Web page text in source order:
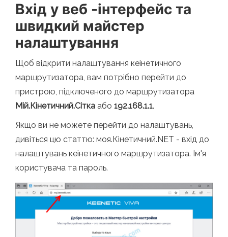
Вхід у веб -інтерфейс та
швидкий майстер
налаштування
Щоб відкрити налаштування кеінетичного
маршрутизатора, вам потрібно перейти до
пристрою, підключеного до маршрутизатора
Мій.Кінетичний.Сітка або 192.168.1.1.
Якщо ви не можете перейти до налаштувань,
дивіться цю статтю: моя.Кінетичний.NET - вхід до
налаштувань кеінетичного маршрутизатора. Ім'я
користувача та пароль.